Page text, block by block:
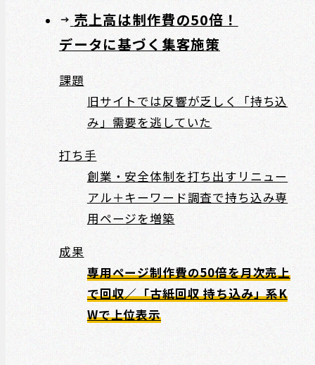
売上高は制作費の50倍！
データに基づく集客施策
課題
旧サイトでは反響が乏しく「持ち込
み」需要を逃していた
打ち手
創業・安全体制を打ち出すリニュー
アル＋キーワード調査で持ち込み専
用ページを増築
成果
専用ページ制作費の50倍を月次売上
で回収／「古紙回収 持ち込み」系K
Wで上位表示